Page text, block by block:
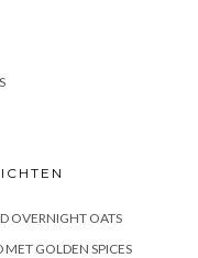
OVERNIGHT OATS
GOLDEN SPICES